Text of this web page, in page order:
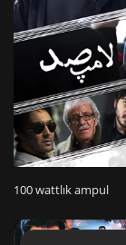
100 wattlık ampul